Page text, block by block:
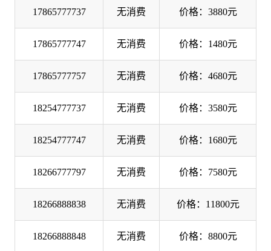
17865777737 无消费 价格：3880元
17865777747 无消费 价格：1480元
17865777757 无消费 价格：4680元
18254777737 无消费 价格：3580元
18254777747 无消费 价格：1680元
18266777797 无消费 价格：7580元
18266888838 无消费 价格：11800元
18266888848 无消费 价格：8800元